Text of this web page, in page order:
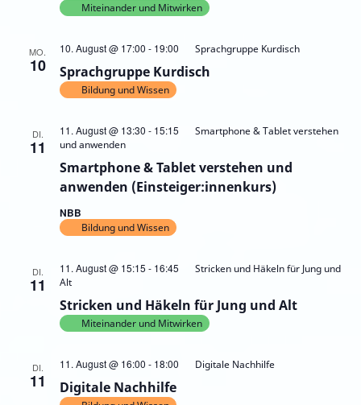
Miteinander und Mitwirken
MO.
10 Sprachgruppe Kurdisch
10. August @ 17:00 - 19:00 Sprachgruppe Kurdisch
Bildung und Wissen
DI.
11
Smartphone & Tablet verstehen und
anwenden (Einsteiger:innenkurs)
11. August @ 13:30 - 15:15
Smartphone & Tablet verstehen
und anwenden
NBB
Bildung und Wissen
DI.
11
Stricken und Häkeln für Jung und Alt
11. August @ 15:15 - 16:45
Stricken und Häkeln für Jung und
Alt
Miteinander und Mitwirken
DI.
11 Digitale Nachhilfe
11. August @ 16:00 - 18:00 Digitale Nachhilfe